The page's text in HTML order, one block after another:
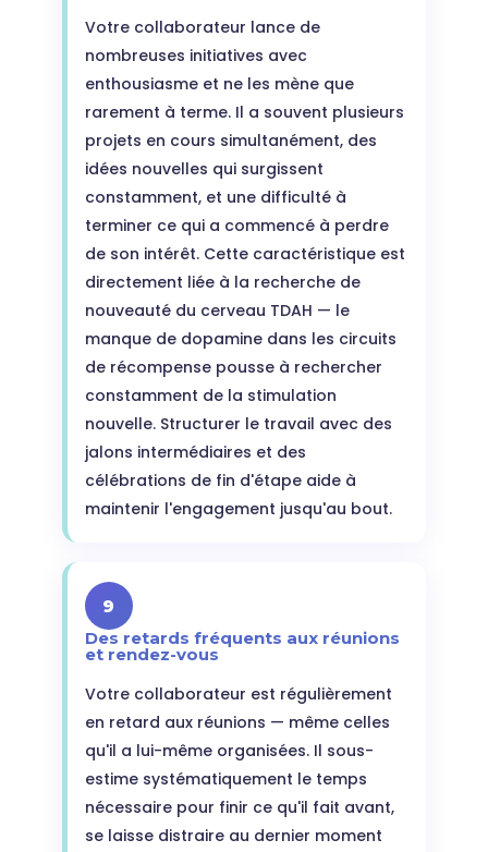
Votre collaborateur lance de
nombreuses initiatives avec
enthousiasme et ne les mène que
rarement à terme. Il a souvent plusieurs
projets en cours simultanément, des
idées nouvelles qui surgissent
constamment, et une difficulté à
terminer ce qui a commencé à perdre
de son intérêt. Cette caractéristique est
directement liée à la recherche de
nouveauté du cerveau TDAH — le
manque de dopamine dans les circuits
de récompense pousse à rechercher
constamment de la stimulation
nouvelle. Structurer le travail avec des
jalons intermédiaires et des
célébrations de fin d'étape aide à
maintenir l'engagement jusqu'au bout.
9
Des retards fréquents aux réunions
et rendez-vous
Votre collaborateur est régulièrement
en retard aux réunions — même celles
qu'il a lui-même organisées. Il sous-
estime systématiquement le temps
nécessaire pour finir ce qu'il fait avant,
se laisse distraire au dernier moment